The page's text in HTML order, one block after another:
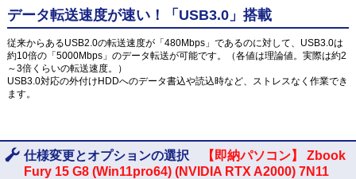
データ転送速度が速い！「USB3.0」搭載
従来からあるUSB2.0の転送速度が「480Mbps」であるのに対して、USB3.0は
約10倍の「5000Mbps」のデータ転送が可能です。（各値は理論値。実際は約2
～3倍くらいの転送速度。）
USB3.0対応の外付けHDDへのデータ書込や読込時など、ストレスなく作業でき
ます。
仕様変更とオプションの選択
【即納パソコン】 Zbook
Fury 15 G8 (Win11pro64) (NVIDIA RTX A2000) 7N11